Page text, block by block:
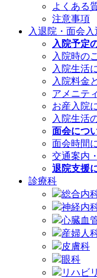
よくある
注意事項
入退院・面会
入院予定
入院時の
入院生活
入院料金
アメニテ
お産入院
入院生活
面会につ
面会時間
交通案内
退院支援
診療科
総合内
神経内
心臓血
産婦人
皮膚科
眼科
リハビ